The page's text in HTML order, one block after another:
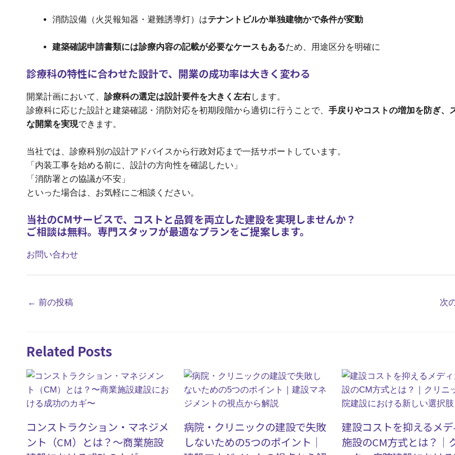
消防設備（火災報知器・避難誘導灯）はテナントビルか単独建物かで条件が変動
建築確認申請書類には診療内容の記載が必要なケースもあるため、用途区分を明確に
診療科の特性に合わせた設計で、開業の成功率は大きく変わる
開業計画において、 診療科の選定は設計要件を大きく左右します。
診療科に応じた設計と建築確認・消防対応を初期段階から適切に行うことで、 手戻りやコストの増加を防ぎ、
な開業を実現できます。
当社では、診療科別の設計アドバイスから行政対応まで一括サポートしています。
「内装工事を始める前に、設計の方向性を確認したい」
「消防署との協議が不安」
といった場合は、お気軽にご相談ください。
当社のCMサービスで、コストと品質を両立した建設を実現しませんか？
ご相談は無料。専門スタッフが最適なプランをご提案します。
お問い合わせ
← 前の投稿 次
Related Posts
コンストラクション・マネジメ
ント（CM）とは？〜商業施設
病院・クリニックの建設で失敗
しないための5つのポイント｜
建設コストを抑えるメ
施設のCM方式とは？｜